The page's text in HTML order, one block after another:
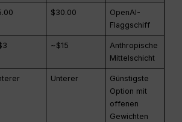
$30.00
OpenAI-
Flaggschiff
~$15
Anthropische
Mittelschicht
Unterer
Günstigste
Option mit
offenen
Gewichten